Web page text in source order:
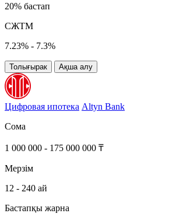
20% бастап
СЖТМ
7.23% - 7.3%
Толығырак Ақша алу
Цифровая ипотека Altyn Bank
Сома
1 000 000 - 175 000 000 ₸
Мерзім
12 - 240 ай
Бастапқы жарна